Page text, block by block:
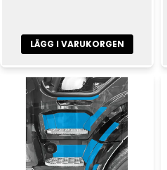
LÄGG I VARUKORGEN